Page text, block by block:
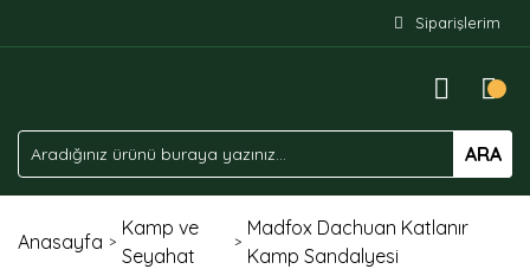
Siparişlerim
ARA
Anasayfa
Kamp ve
Seyahat
Madfox Dachuan Katlanır
Kamp Sandalyesi